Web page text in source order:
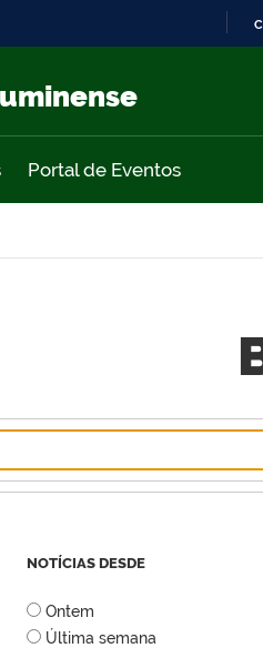
Portal de Eventos
NOTÍCIAS DESDE
Ontem
Última semana